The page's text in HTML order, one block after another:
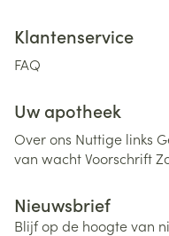
Klantenservice
FAQ
Uw apotheek
Over ons Nuttige links
van wachtVoorschrift
Nieuwsbrief
Blijf op de hoogte van